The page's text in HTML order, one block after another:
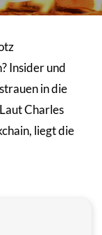
Insider und
in die
Charles
liegt die